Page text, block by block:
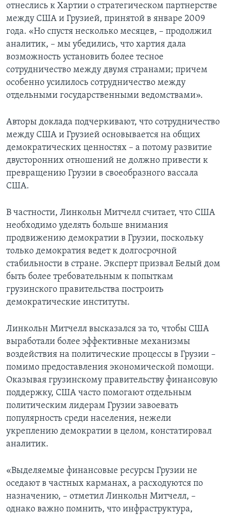
отнеслись к Хартии о стратегическом партнерстве
между США и Грузией, принятой в январе 2009
года. «Но спустя несколько месяцев, – продолжил
аналитик, – мы убедились, что хартия дала
возможность установить более тесное
сотрудничество между двумя странами; причем
особенно усилилось сотрудничество между
отдельными государственными ведомствами».
Авторы доклада подчеркивают, что сотрудничество
между США и Грузией основывается на общих
демократических ценностях – а потому развитие
двусторонних отношений не должно привести к
превращению Грузии в своеобразного вассала
США.
В частности, Линкольн Митчелл считает, что США
необходимо уделять больше внимания
продвижению демократии в Грузии, поскольку
только демократия ведет к долгосрочной
стабильности в стране. Эксперт призвал Белый дом
быть более требовательным к попыткам
грузинского правительства построить
демократические институты.
Линкольн Митчелл высказался за то, чтобы США
выработали более эффективные механизмы
воздействия на политические процессы в Грузии –
помимо предоставления экономической помощи.
Оказывая грузинскому правительству финансовую
поддержку, США часто помогают отдельным
политическим лидерам Грузии завоевать
популярность среди населения, нежели
укреплению демократии в целом, констатировал
аналитик.
«Выделяемые финансовые ресурсы Грузии не
оседают в частных карманах, а расходуются по
назначению, – отметил Линкольн Митчелл, –
однако важно помнить, что инфраструктура,